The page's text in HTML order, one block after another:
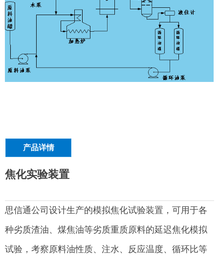
焦化实验装置
思信通公司设计生产的模拟焦化试验装置，可用于各
种劣质渣油、煤焦油等劣质重质原料的延迟焦化模拟
试验，考察原料油性质、注水、反应温度、循环比等
产品详情